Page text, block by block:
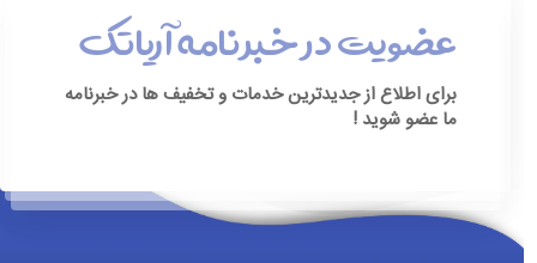
عضویت در خبرنامه آریاتک
برای اطلاع از جدیدترین خدمات و تخفیف ها در خبرنامه
ما عضو شوید !